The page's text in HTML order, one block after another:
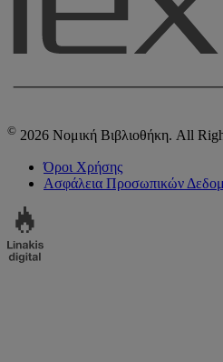
© 2026 Νομική Βιβλιοθήκη. All
Όροι Χρήσης
Ασφάλεια Προσωπικών